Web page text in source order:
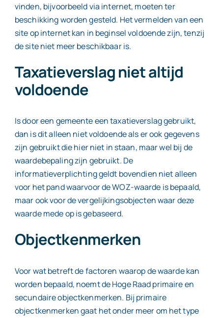
vinden, bijvoorbeeld via internet, moeten ter
beschikking worden gesteld. Het vermelden van een
site op internet kan in beginsel voldoende zijn, tenzij
de site niet meer beschikbaar is.
Taxatieverslag niet altijd
voldoende
Is door een gemeente een taxatieverslag gebruikt,
dan is dit alleen niet voldoende als er ook gegevens
zijn gebruikt die hier niet in staan, maar wel bij de
waardebepaling zijn gebruikt. De
informatieverplichting geldt bovendien niet alleen
voor het pand waarvoor de WOZ-waarde is bepaald,
maar ook voor de vergelijkingsobjecten waar deze
waarde mede op is gebaseerd.
Objectkenmerken
Voor wat betreft de factoren waarop de waarde kan
worden bepaald, noemt de Hoge Raad primaire en
secundaire objectkenmerken. Bij primaire
objectkenmerken gaat het onder meer om het type